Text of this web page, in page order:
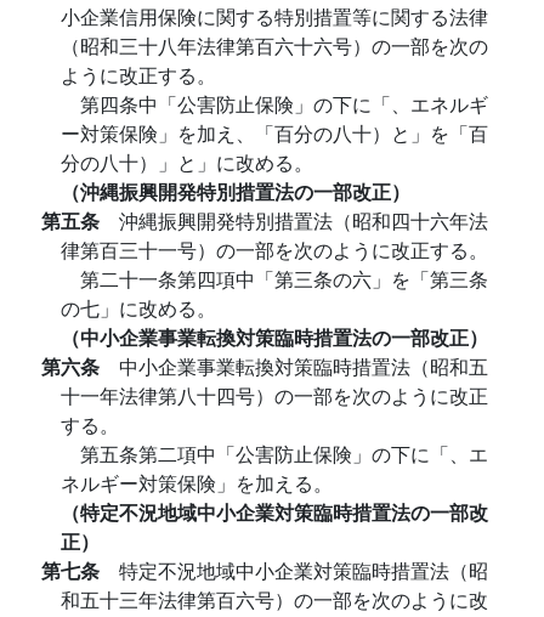
小企業信用保険に関する特別措置等に関する法律
（昭和三十八年法律第百六十六号）の一部を次の
ように改正する。
第四条中「公害防止保険」の下に「、エネルギ
ー対策保険」を加え、「百分の八十）と」を「百
分の八十）」と」に改める。
（沖縄振興開発特別措置法の一部改正）
第五条 沖縄振興開発特別措置法（昭和四十六年法
律第百三十一号）の一部を次のように改正する。
第二十一条第四項中「第三条の六」を「第三条
の七」に改める。
（中小企業事業転換対策臨時措置法の一部改正）
第六条 中小企業事業転換対策臨時措置法（昭和五
十一年法律第八十四号）の一部を次のように改正
する。
第五条第二項中「公害防止保険」の下に「、エ
ネルギー対策保険」を加える。
（特定不況地域中小企業対策臨時措置法の一部改
正）
第七条 特定不況地域中小企業対策臨時措置法（昭
和五十三年法律第百六号）の一部を次のように改